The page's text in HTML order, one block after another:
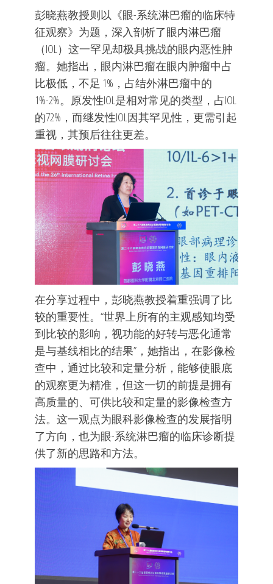
彭晓燕教授则以《眼-系统淋巴瘤的临床特
征观察》为题，深入剖析了眼内淋巴瘤
（IOL）这一罕见却极具挑战的眼内恶性肿
瘤。她指出，眼内淋巴瘤在眼内肿瘤中占
比极低，不足 1%，占结外淋巴瘤中的
1%-2%。原发性IOL是相对常见的类型，占IOL
的72%，而继发性IOL因其罕见性，更需引起
重视，其预后往往更差。
在分享过程中，彭晓燕教授着重强调了比
较的重要性。“世界上所有的主观感知均受
到比较的影响，视功能的好转与恶化通常
是与基线相比的结果”，她指出，在影像检
查中，通过比较和定量分析，能够使眼底
的观察更为精准，但这一切的前提是拥有
高质量的、可供比较和定量的影像检查方
法。这一观点为眼科影像检查的发展指明
了方向，也为眼-系统淋巴瘤的临床诊断提
供了新的思路和方法。